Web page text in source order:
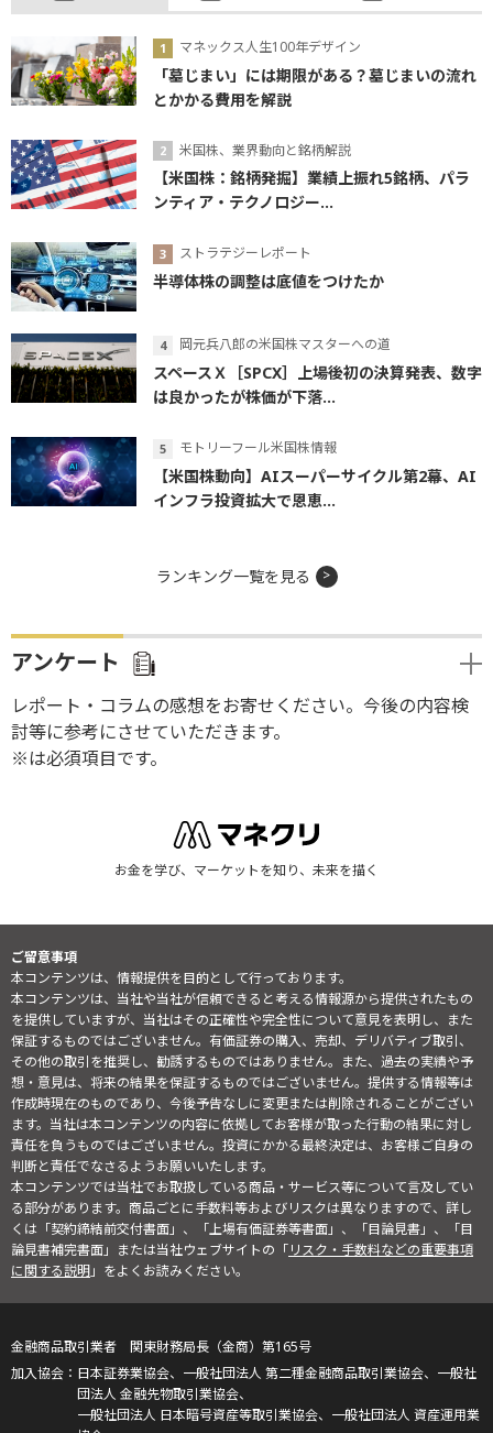
マネックス人生100年デザイン
「墓じまい」には期限がある？墓じまいの流れ
とかかる費用を解説
米国株、業界動向と銘柄解説
【米国株：銘柄発掘】業績上振れ5銘柄、パラ
ンティア・テクノロジー...
ストラテジーレポート
半導体株の調整は底値をつけたか
岡元兵八郎の米国株マスターへの道
スペースＸ［SPCX］上場後初の決算発表、数字
は良かったが株価が下落...
モトリーフール米国株情報
【米国株動向】AIスーパーサイクル第2幕、AI
インフラ投資拡大で恩恵...
ランキング一覧を見る
アンケート
レポート・コラムの感想をお寄せください。今後の内容検
討等に参考にさせていただきます。
※は必須項目です。
お金を学び、マーケットを知り、未来を描く
ご留意事項
本コンテンツは、情報提供を目的として行っております。
本コンテンツは、当社や当社が信頼できると考える情報源から提供されたもの
を提供していますが、当社はその正確性や完全性について意見を表明し、また
保証するものではございません。有価証券の購入、売却、デリバティブ取引、
その他の取引を推奨し、勧誘するものではありません。また、過去の実績や予
想・意見は、将来の結果を保証するものではございません。提供する情報等は
作成時現在のものであり、今後予告なしに変更または削除されることがござい
ます。当社は本コンテンツの内容に依拠してお客様が取った行動の結果に対し
責任を負うものではございません。投資にかかる最終決定は、お客様ご自身の
判断と責任でなさるようお願いいたします。
本コンテンツでは当社でお取扱している商品・サービス等について言及してい
る部分があります。商品ごとに手数料等およびリスクは異なりますので、詳し
くは「契約締結前交付書面」、「上場有価証券等書面」、「目論見書」、「目
論見書補完書面」または当社ウェブサイトの「リスク・手数料などの重要事項
に関する説明」をよくお読みください。
金融商品取引業者 関東財務局長（金商）第165号
日本証券業協会、一般社団法人 第二種金融商品取引業協会、一般社
団法人 金融先物取引業協会、
一般社団法人 日本暗号資産等取引業協会、一般社団法人 資産運用業